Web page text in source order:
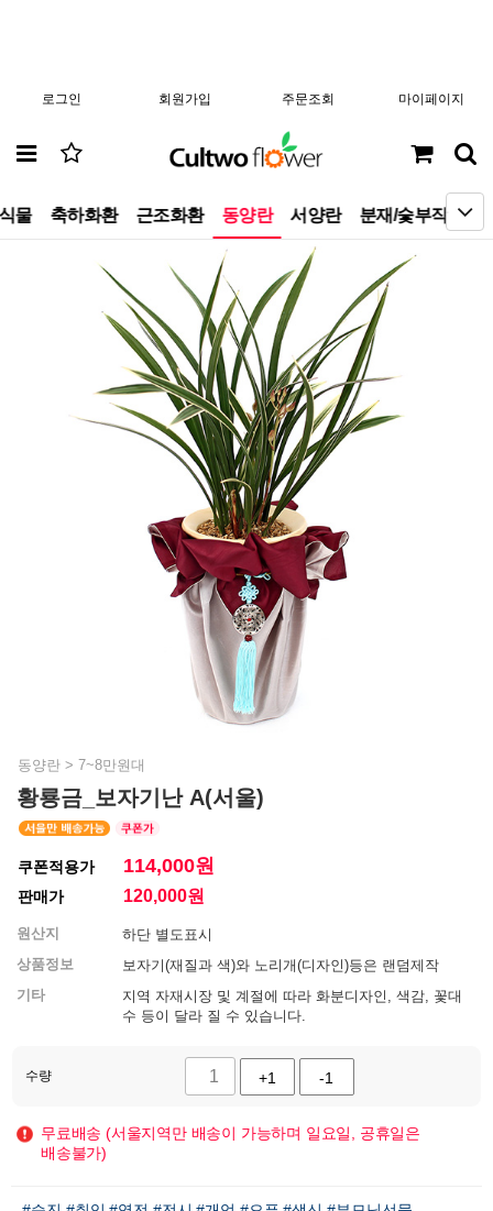
로그인 회원가입 주문조회 마이페이지
물 축하화환 근조화환 동양란 서양란 분재/숯부작
동양란 > 7~8만원대
황룡금_보자기난 A(서울)
쿠폰적용가 114,000원
판매가 120,000원
원산지
하단 별도표시
상품정보
보자기(재질과 색)와 노리개(디자인)등은 랜덤제작
기타
지역 자재시장 및 계절에 따라 화분디자인, 색감, 꽃대
수 등이 달라 질 수 있습니다.
수량 +1 -1
무료배송 (서울지역만 배송이 가능하며 일요일, 공휴일은
배송불가)